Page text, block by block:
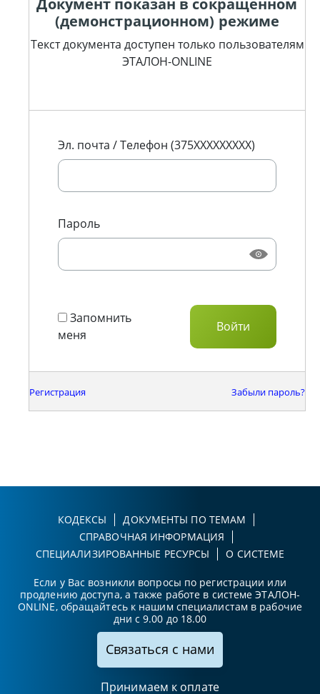
Документ показан в сокращенном
(демонстрационном) режиме
Текст документа доступен только пользователям
ЭТАЛОН-ONLINE
Эл. почта / Телефон (375XXXXXXXXX)
Пароль
Запомнить
меня
Регистрация Забыли пароль?
КОДЕКСЫ
ДОКУМЕНТЫ ПО ТЕМАМ
СПРАВОЧНАЯ ИНФОРМАЦИЯ
СПЕЦИАЛИЗИРОВАННЫЕ РЕСУРСЫ
О СИСТЕМЕ
Если у Вас возникли вопросы по регистрации или
продлению доступа, а также работе в системе ЭТАЛОН-
ONLINE, обращайтесь к нашим специалистам в рабочие
дни с 9.00 до 18.00
Связаться с нами
Принимаем к оплате